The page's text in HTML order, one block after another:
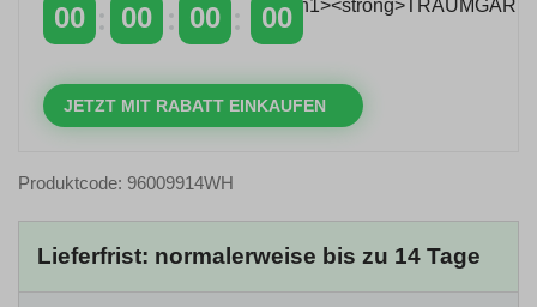
00 00 00 00
JETZT MIT RABATT EINKAUFEN
Produktcode: 96009914WH
Lieferfrist: normalerweise bis zu 14 Tage